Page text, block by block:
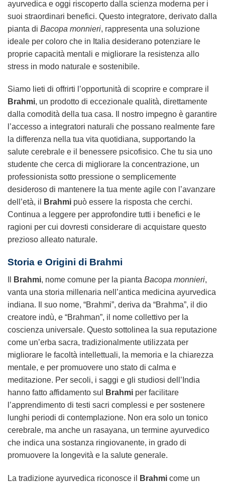
ayurvedica e oggi riscoperto dalla scienza moderna per i
suoi straordinari benefici. Questo integratore, derivato dalla
pianta di Bacopa monnieri, rappresenta una soluzione
ideale per coloro che in Italia desiderano potenziare le
proprie capacità mentali e migliorare la resistenza allo
stress in modo naturale e sostenibile.
Siamo lieti di offrirti l’opportunità di scoprire e comprare il
Brahmi, un prodotto di eccezionale qualità, direttamente
dalla comodità della tua casa. Il nostro impegno è garantire
l’accesso a integratori naturali che possano realmente fare
la differenza nella tua vita quotidiana, supportando la
salute cerebrale e il benessere psicofisico. Che tu sia uno
studente che cerca di migliorare la concentrazione, un
professionista sotto pressione o semplicemente
desideroso di mantenere la tua mente agile con l’avanzare
dell’età, il
Brahmi può essere la risposta che cerchi.
Continua a leggere per approfondire tutti i benefici e le
ragioni per cui dovresti considerare di acquistare questo
prezioso alleato naturale.
Storia e Origini di Brahmi
Brahmi, nome comune per la pianta Bacopa monnieri,
vanta una storia millenaria nell’antica medicina ayurvedica
indiana. Il suo nome, “Brahmi”, deriva da “Brahma”, il dio
creatore indù, e “Brahman”, il nome collettivo per la
coscienza universale. Questo sottolinea la sua reputazione
come un’erba sacra, tradizionalmente utilizzata per
migliorare le facoltà intellettuali, la memoria e la chiarezza
mentale, e per promuovere uno stato di calma e
meditazione. Per secoli, i saggi e gli studiosi dell’India
hanno fatto affidamento sul
Brahmi per facilitare
l’apprendimento di testi sacri complessi e per sostenere
lunghi periodi di contemplazione. Non era solo un tonico
cerebrale, ma anche un rasayana, un termine ayurvedico
che indica una sostanza ringiovanente, in grado di
promuovere la longevità e la salute generale.
La tradizione ayurvedica riconosce il Brahmi come un